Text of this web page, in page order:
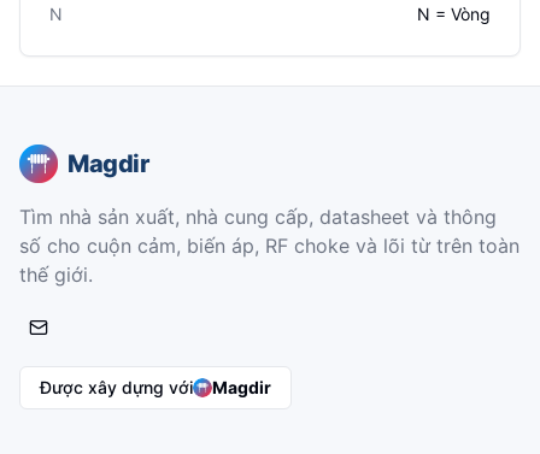
N
N = Vòng
Magdir
Tìm nhà sản xuất, nhà cung cấp, datasheet và thông
số cho cuộn cảm, biến áp, RF choke và lõi từ trên toàn
thế giới.
Được xây dựng với Magdir